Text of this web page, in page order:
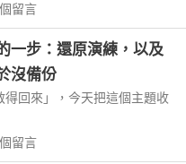
個留言
一步：還原演練，以及
沒備份
回來」，今天把這個主題收
個留言